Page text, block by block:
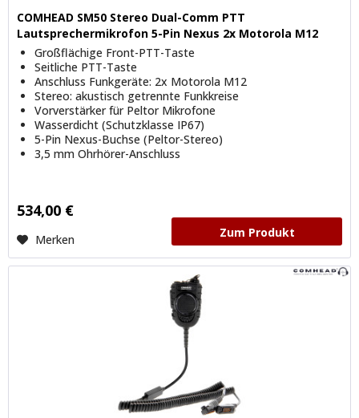
COMHEAD SM50 Stereo Dual-Comm PTT
Lautsprechermikrofon 5-Pin Nexus 2x Motorola M12
Großflächige Front-PTT-Taste
Seitliche PTT-Taste
Anschluss Funkgeräte: 2x Motorola M12
Stereo: akustisch getrennte Funkkreise
Vorverstärker für Peltor Mikrofone
Wasserdicht (Schutzklasse IP67)
5-Pin Nexus-Buchse (Peltor-Stereo)
3,5 mm Ohrhörer-Anschluss
534,00 €
Merken Zum Produkt